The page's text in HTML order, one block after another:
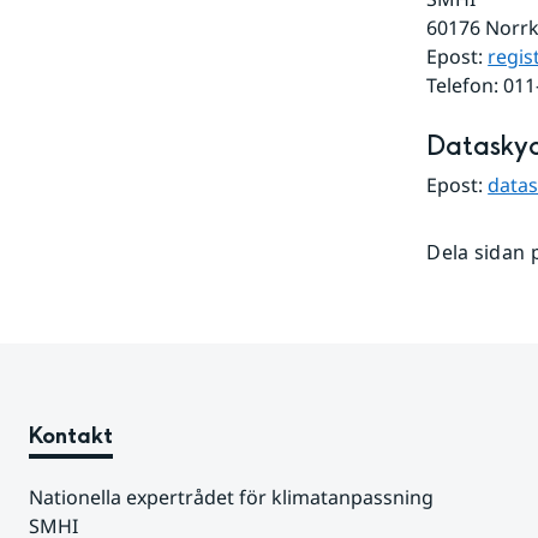
60176
Epost:
Telefon:
Epost:
Dela sidan
Kontakt
Nationella expertrådet för klimatanpassning
SMHI